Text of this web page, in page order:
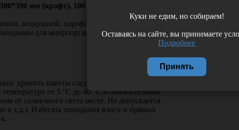
мм (крафт), 100 шт/упаковка, Россия (ООО "НПФ
воздушной, пароформальдегидной, этиленоксидной и
для микроорганизмов, сохраняют целостность после
хранить пакеты следует в упаковке
от 5 °С до 40 °С и относительной
от солнечного света месте. Не допускается
и т.д.). Избегать попадания влаги и прямых
Куки не едим, но собираем!
Оставаясь на сайте, вы принимаете
Подробнее
Принять